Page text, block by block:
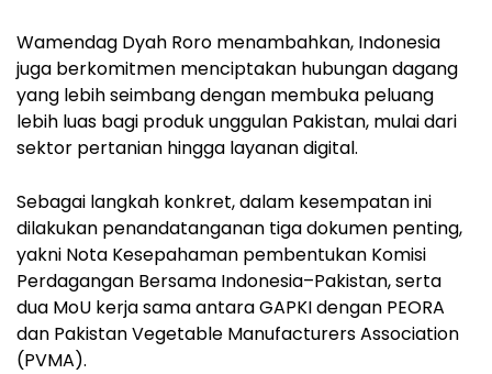
Wamendag Dyah Roro menambahkan, Indonesia
juga berkomitmen menciptakan hubungan dagang
yang lebih seimbang dengan membuka peluang
lebih luas bagi produk unggulan Pakistan, mulai dari
sektor pertanian hingga layanan digital.
Sebagai langkah konkret, dalam kesempatan ini
dilakukan penandatanganan tiga dokumen penting,
yakni Nota Kesepahaman pembentukan Komisi
Perdagangan Bersama Indonesia–Pakistan, serta
dua MoU kerja sama antara GAPKI dengan PEORA
dan Pakistan Vegetable Manufacturers Association
(PVMA).